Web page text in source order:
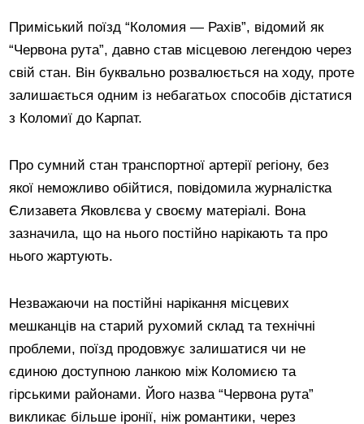
Приміський поїзд “Коломия — Рахів”, відомий як
“Червона рута”, давно став місцевою легендою через
свій стан. Він буквально розвалюється на ходу, проте
залишається одним із небагатьох способів дістатися
з Коломиї до Карпат.
Про сумний стан транспортної артерії регіону, без
якої неможливо обійтися, повідомила журналістка
Єлизавета Яковлєва у своєму матеріалі. Вона
зазначила, що на нього постійно нарікають та про
нього жартують.
Незважаючи на постійні нарікання місцевих
мешканців на старий рухомий склад та технічні
проблеми, поїзд продовжує залишатися чи не
єдиною доступною ланкою між Коломиєю та
гірськими районами. Його назва “Червона рута”
викликає більше іронії, ніж романтики, через